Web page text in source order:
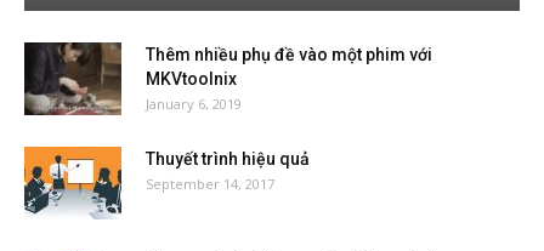
Thêm nhiều phụ đề vào một phim với
MKVtoolnix
January 6, 2019
Thuyết trình hiệu quả
September 14, 2017